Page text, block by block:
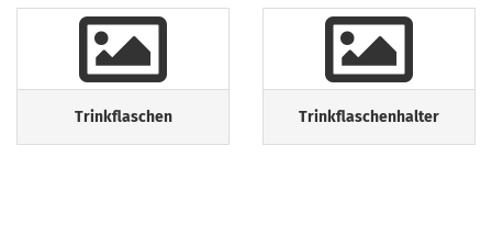
Trinkflaschen Trinkflaschenhalter